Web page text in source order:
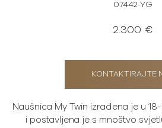
07442-YG
2.300 €
KONTAKTIRAJTE
Naušnica My Twin izrađena je u
i postavljena je s mnoštvo